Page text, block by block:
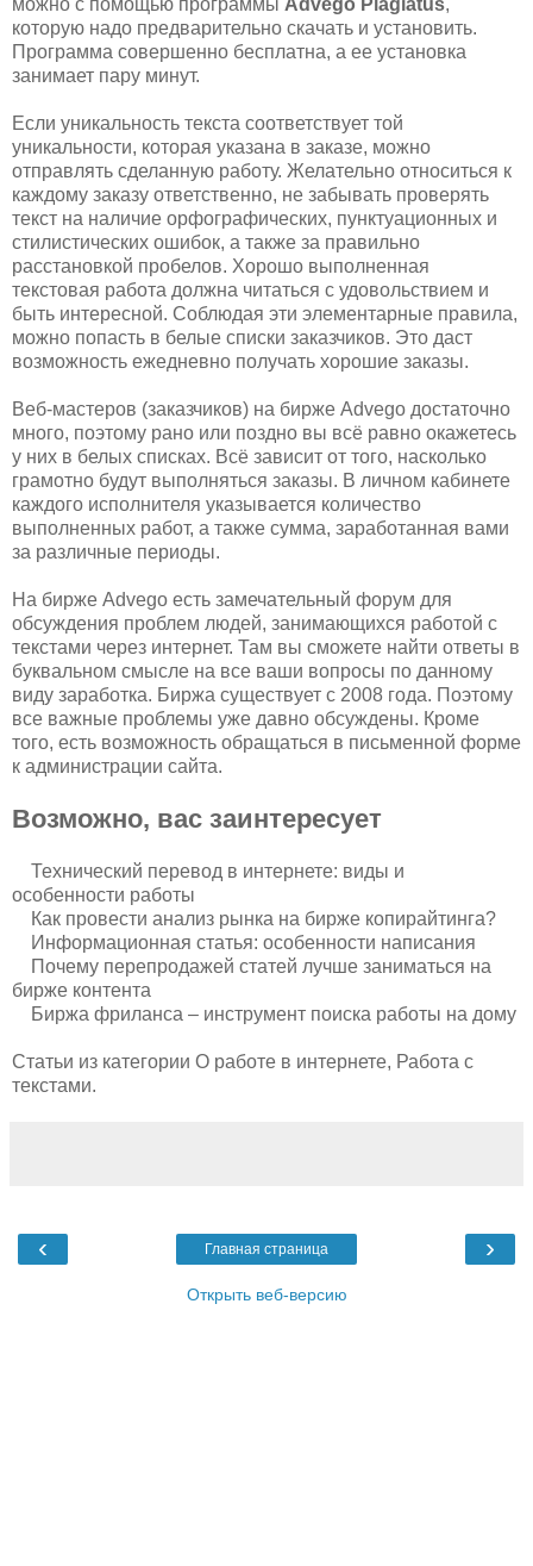
которую надо предварительно скачать и установить.
Программа совершенно бесплатна, а ее установка
занимает пару минут.
Если уникальность текста соответствует той
уникальности, которая указана в заказе, можно
отправлять сделанную работу. Желательно относиться к
каждому заказу ответственно, не забывать проверять
текст на наличие орфографических, пунктуационных и
стилистических ошибок, а также за правильно
расстановкой пробелов. Хорошо выполненная
текстовая работа должна читаться с удовольствием и
быть интересной. Соблюдая эти элементарные правила,
можно попасть в белые списки заказчиков. Это даст
возможность ежедневно получать хорошие заказы.
Веб-мастеров (заказчиков) на бирже Advego достаточно
много, поэтому рано или поздно вы всё равно окажетесь
у них в белых списках. Всё зависит от того, насколько
грамотно будут выполняться заказы. В личном кабинете
каждого исполнителя указывается количество
выполненных работ, а также сумма, заработанная вами
за различные периоды.
На бирже Advego есть замечательный форум для
обсуждения проблем людей, занимающихся работой с
текстами через интернет. Там вы сможете найти ответы в
буквальном смысле на все ваши вопросы по данному
виду заработка. Биржа существует с 2008 года. Поэтому
все важные проблемы уже давно обсуждены. Кроме
того, есть возможность обращаться в письменной форме
к администрации сайта.
Возможно, вас заинтересует
Технический перевод в интернете: виды и
особенности работы
Как провести анализ рынка на бирже копирайтинга?
Информационная статья: особенности написания
Почему перепродажей статей лучше заниматься на
бирже контента
Биржа фриланса – инструмент поиска работы на дому
Статьи из категории О работе в интернете, Работа с
текстами.
‹ ›
Главная страница
Открыть веб-версию